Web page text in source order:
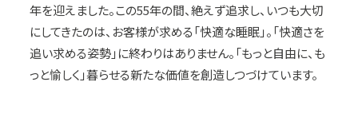
年を迎えました。この55年の間、絶えず追求し、いつも大切
にしてきたのは、お客様が求める「快適な睡眠」。「快適さを
追い求める姿勢」に終わりはありません。「もっと自由に、も
っと愉しく」暮らせる新たな価値を創造しつづけています。